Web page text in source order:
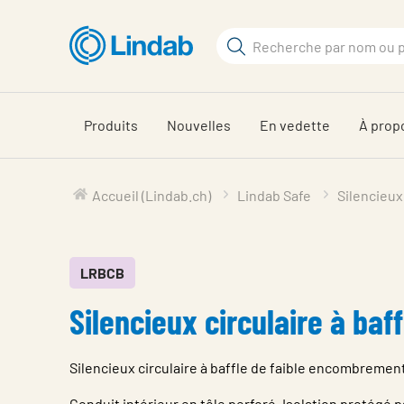
principal
Rechercher
sur
Produits Nouvelles En vedette À
Accueil (Lindab.ch) Lindab Safe Silencieux
LRBCB
Silencieux circulaire à
Silencieux circulaire à baffle de faible